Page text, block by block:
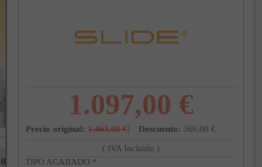
1.097,00 €
Precio original: 1.463,00 € Descuento: 366,00 €
( IVA Incluido )
TIPO ACABADO *